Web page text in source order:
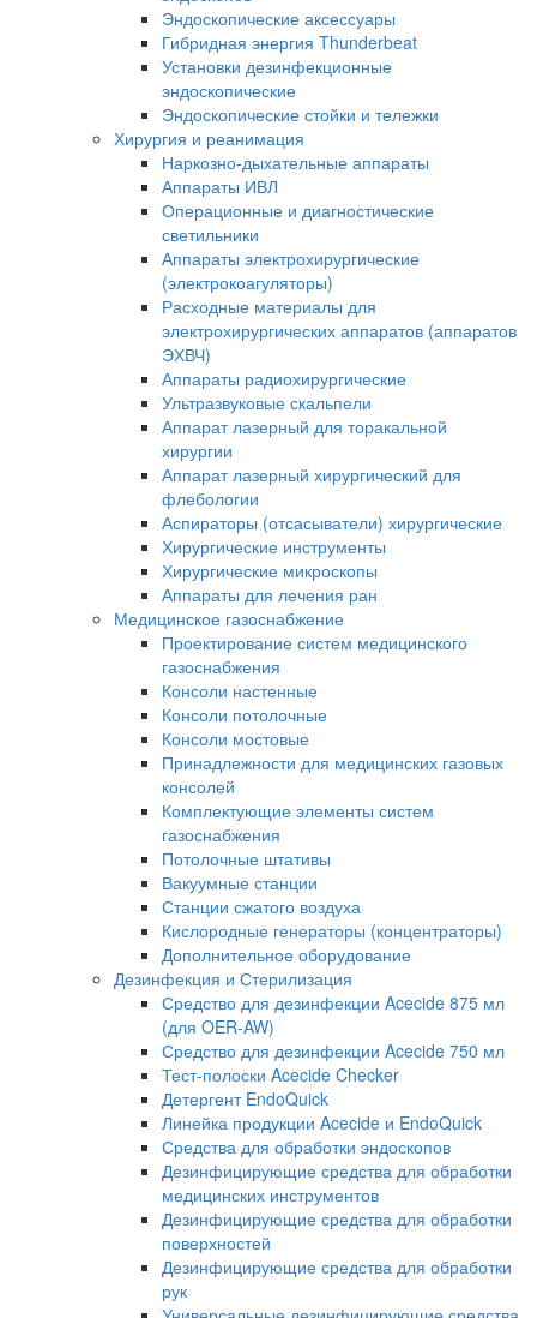
Эндоскопические аксессуары
Гибридная энергия Thunderbeat
Установки дезинфекционные
эндоскопические
Эндоскопические стойки и тележки
Хирургия и реанимация
Наркозно-дыхательные аппараты
Аппараты ИВЛ
Операционные и диагностические
светильники
Аппараты электрохирургические
(электрокоагуляторы)
Расходные материалы для
электрохирургических аппаратов (аппаратов
ЭХВЧ)
Аппараты радиохирургические
Ультразвуковые скальпели
Аппарат лазерный для торакальной
хирургии
Аппарат лазерный хирургический для
флебологии
Аспираторы (отсасыватели) хирургические
Хирургические инструменты
Хирургические микроскопы
Аппараты для лечения ран
Медицинское газоснабжение
Проектирование систем медицинского
газоснабжения
Консоли настенные
Консоли потолочные
Консоли мостовые
Принадлежности для медицинских газовых
консолей
Комплектующие элементы систем
газоснабжения
Потолочные штативы
Вакуумные станции
Станции сжатого воздуха
Кислородные генераторы (концентраторы)
Дополнительное оборудование
Дезинфекция и Стерилизация
Средство для дезинфекции Acecide 875 мл
(для OER-AW)
Средство для дезинфекции Acecide 750 мл
Тест-полоски Acecide Checker
Детергент EndoQuick
Линейка продукции Acecide и EndoQuick
Средства для обработки эндоскопов
Дезинфицирующие средства для обработки
медицинских инструментов
Дезинфицирующие средства для обработки
поверхностей
Дезинфицирующие средства для обработки
рук